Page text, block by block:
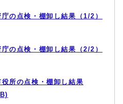
の点検・棚卸し結果（1/2）
の点検・棚卸し結果（2/2）
所の点検・棚卸し結果